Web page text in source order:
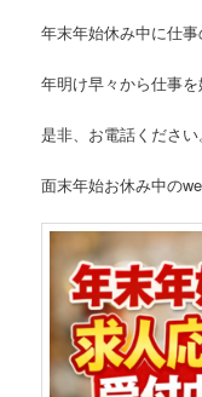
年末年始休み中に仕
年明け早々から仕事を
是非、お電話ください。
面末年始お休み中の